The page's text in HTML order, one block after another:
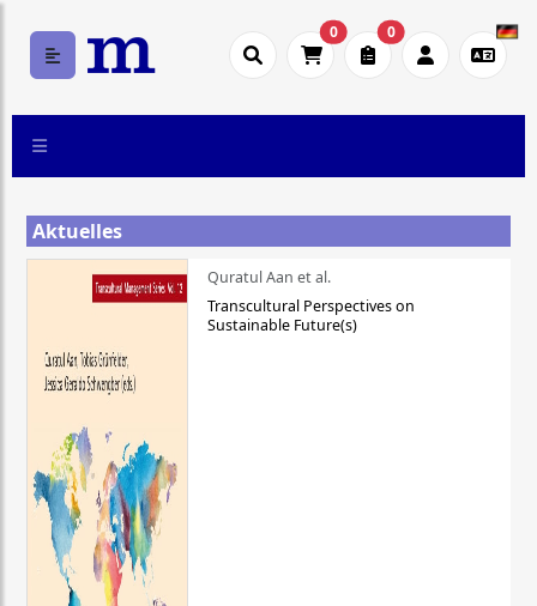
0 0
Aktuelles
Quratul Aan et al.
Transcultural Perspectives on
Sustainable Future(s)